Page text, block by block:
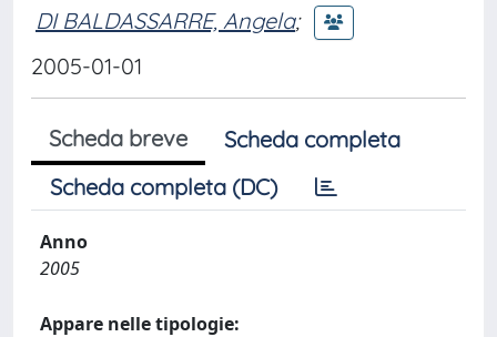
DI BALDASSARRE, Angela;
2005-01-01
Scheda breve
Scheda completa
Scheda completa (DC)
Anno
2005
Appare nelle tipologie: